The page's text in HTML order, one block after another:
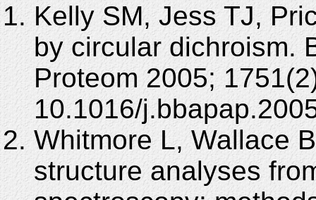
Kelly SM, Jess TJ,
by circular dichroism.
Proteom 2005;
10.1016/
Whitmore L, Wallace
structure analyses